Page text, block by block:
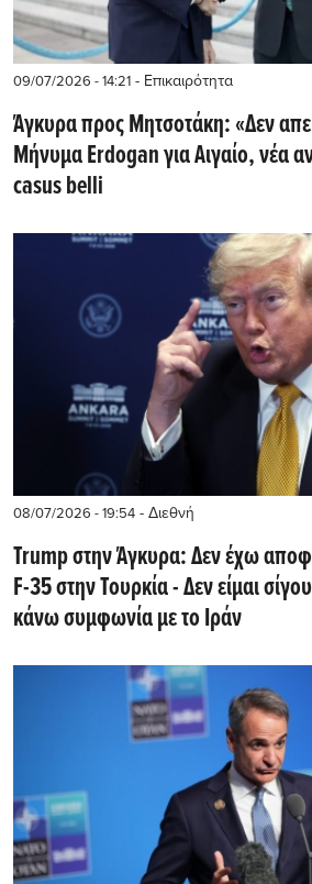
09/07/2026 - 14:21 - Επικαιρότητα
Άγκυρα προς Μητσοτάκη: «Δεν
Mήνυμα Erdogan για Αιγαίο, νέα
casus belli
08/07/2026 - 19:54 - Διεθνή
Trump στην Άγκυρα: Δεν έχω
F-35 στην Τουρκία - Δεν είμαι
κάνω συμφωνία με το Ιράν